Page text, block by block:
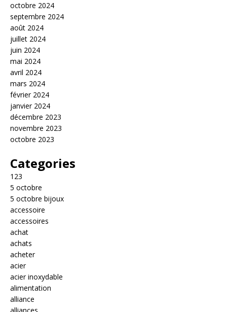
octobre 2024
septembre 2024
août 2024
juillet 2024
juin 2024
mai 2024
avril 2024
mars 2024
février 2024
janvier 2024
décembre 2023
novembre 2023
octobre 2023
Categories
123
5 octobre
5 octobre bijoux
accessoire
accessoires
achat
achats
acheter
acier
acier inoxydable
alimentation
alliance